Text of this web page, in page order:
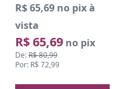
R$ 65,69 no pix à
vista
R$ 65,69no pix
De:R$ 80,99
Por: R$ 72,99